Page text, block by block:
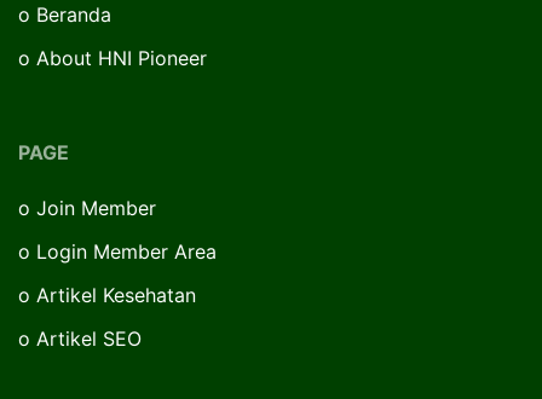
o Beranda
o About HNI Pioneer
PAGE
o Join Member
o Login Member Area
o Artikel Kesehatan
o Artikel SEO